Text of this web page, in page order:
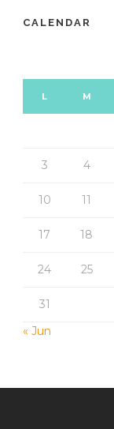
CALENDAR
L M
3 4
10 11
17 18
24 25
31
« Jun